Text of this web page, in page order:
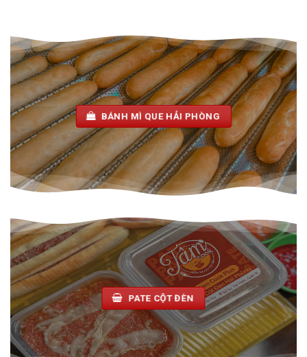
BÁNH MÌ QUE HẢI PHÒNG
PATE CỘT ĐÈN